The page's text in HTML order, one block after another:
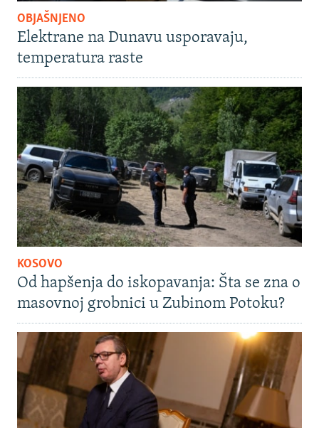
OBJAŠNJENO
Elektrane na Dunavu usporavaju,
temperatura raste
KOSOVO
Od hapšenja do iskopavanja: Šta se zna o
masovnoj grobnici u Zubinom Potoku?